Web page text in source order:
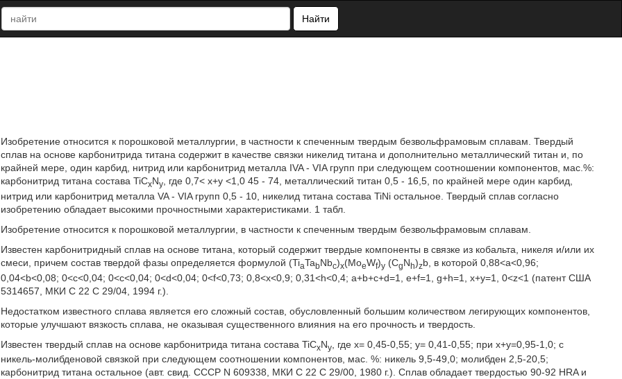
Найти
Изобретение относится к порошковой металлургии, в частности к спеченным твердым безвольфрамовым сплавам. Твердый
сплав на основе карбонитрида титана содержит в качестве связки никелид титана и дополнительно металлический титан и, по
крайней мере, один карбид, нитрид или карбонитрид металла IVA - VIA групп при следующем соотношении компонентов, мас.%:
карбонитрид титана состава TiCxNy
, где 0,7< х+у <1,0 45 - 74, металлический титан 0,5 - 16,5, по крайней мере один карбид,
нитрид или карбонитрид металла VA - VIA групп 0,5 - 10, никелид титана состава TiNi остальное. Твердый сплав согласно
изобретению обладает высокими прочностными характеристиками. 1 табл.
Изобретение относится к порошковой металлургии, в частности к спеченным твердым безвольфрамовым сплавам.
Известен карбонитридный сплав на основе титана, который содержит твердые компоненты в связке из кобальта, никеля и/или их
смеси, причем состав твердой фазы определяется формулой (TiaTabNbc)x(MoeWf)y (CgNh)zb, в которой 0,88<а<0,96;
0,04<b<0,08; 0<с<0,04; 0<с<0,04; 0<d<0,04; 0<f<0,73; 0,8<x<0,9; 0,31<h<0,4; a+b+c+d=1, e+f=1, g+h=1, x+y=1, 0<z<1 (патент США
5314657, МКИ C 22 C 29/04, 1994 г.).
Недостатком известного сплава является его сложный состав, обусловленный большим количеством легирующих компонентов,
которые улучшают вязкость сплава, не оказывая существенного влияния на его прочность и твердость.
Известен твердый сплав на основе карбонитрида титана состава TiCxNy
, где x= 0,45-0,55; y= 0,41-0,55; при x+y=0,95-1,0; с
никель-молибденовой связкой при следующем соотношении компонентов, мас. %: никель 9,5-49,0; молибден 2,5-20,5;
карбонитрид титана остальное (авт. свид. СССР N 609338, МКИ C 22 C 29/00, 1980 г.). Сплав обладает твердостью 90-92 HRA и